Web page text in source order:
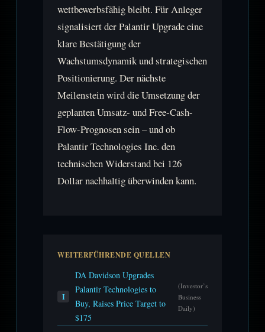
wettbewerbsfähig bleibt. Für Anleger
signalisiert der Palantir Upgrade eine
klare Bestätigung der
Wachstumsdynamik und strategischen
Positionierung. Der nächste
Meilenstein wird die Umsetzung der
geplanten Umsatz- und Free-Cash-
Flow-Prognosen sein – und ob
Palantir Technologies Inc. den
technischen Widerstand bei 126
Dollar nachhaltig überwinden kann.
WEITERFÜHRENDE QUELLEN
I
DA Davidson Upgrades
Palantir Technologies to
Buy, Raises Price Target to
$175
(Investor’s
Business
Daily)